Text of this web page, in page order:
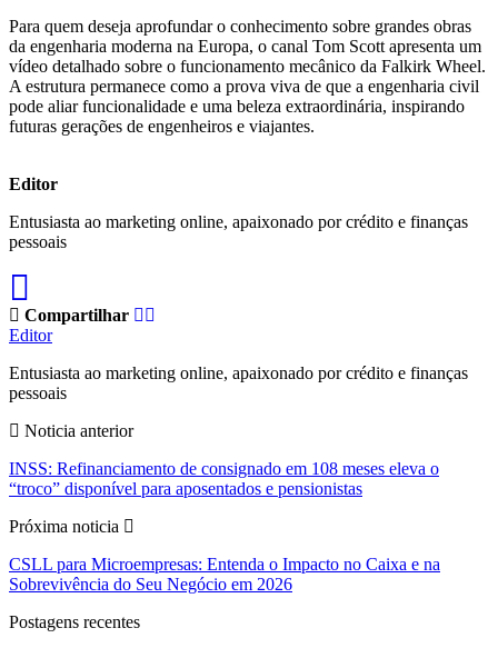
Para quem deseja aprofundar o conhecimento sobre grandes obras
da engenharia moderna na Europa, o canal Tom Scott apresenta um
vídeo detalhado sobre o funcionamento mecânico da Falkirk Wheel.
A estrutura permanece como a prova viva de que a engenharia civil
pode aliar funcionalidade e uma beleza extraordinária, inspirando
futuras gerações de engenheiros e viajantes.
Editor
Entusiasta ao marketing online, apaixonado por crédito e finanças
pessoais
Compartilhar
Editor
Entusiasta ao marketing online, apaixonado por crédito e finanças
pessoais
Noticia anterior
INSS: Refinanciamento de consignado em 108 meses eleva o
“troco” disponível para aposentados e pensionistas
Próxima noticia
CSLL para Microempresas: Entenda o Impacto no Caixa e na
Sobrevivência do Seu Negócio em 2026
Postagens recentes